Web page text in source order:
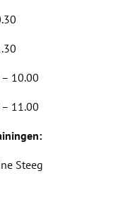
10.00
11.00
Steeg